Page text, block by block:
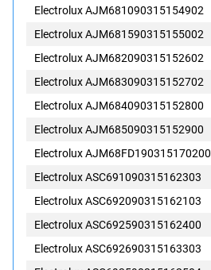
Electrolux AJM681090315154902
Electrolux AJM681590315155002
Electrolux AJM682090315152602
Electrolux AJM683090315152702
Electrolux AJM684090315152800
Electrolux AJM685090315152900
Electrolux AJM68FD190315170200
Electrolux ASC691090315162303
Electrolux ASC692090315162103
Electrolux ASC692590315162400
Electrolux ASC692690315163303